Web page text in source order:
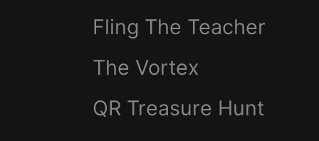
Fling The Teacher
The Vortex
QR Treasure Hunt